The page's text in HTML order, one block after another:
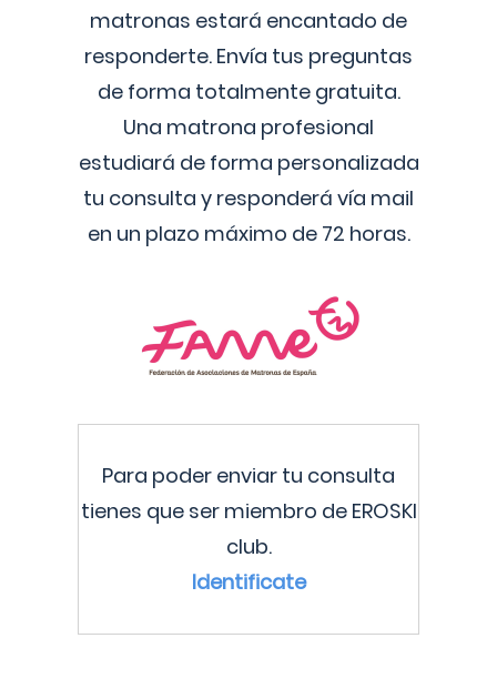
matronas estará encantado de
responderte. Envía tus preguntas
de forma totalmente gratuita.
Una matrona profesional
estudiará de forma personalizada
tu consulta y responderá vía mail
en un plazo máximo de 72 horas.
Para poder enviar tu consulta
tienes que ser miembro de EROSKI
club.
Identificate